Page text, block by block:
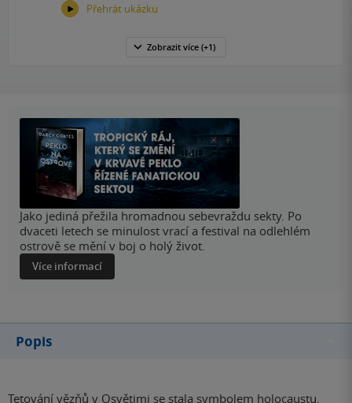
Přehrát ukázku
Zobrazit více (+1)
Jako jediná přežila hromadnou sebevraždu sekty. Po
dvaceti letech se minulost vrací a festival na odlehlém
ostrově se mění v boj o holý život.
Více informací
Popis
Tetování vězňů v Osvětimi se stala symbolem holocaustu.